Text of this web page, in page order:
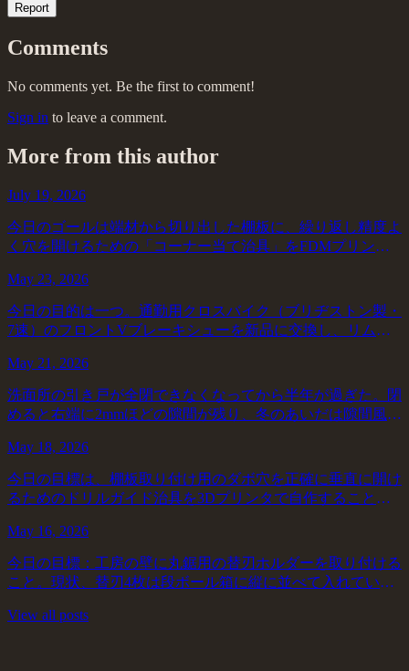
Report
Comments
No comments yet. Be the first to comment!
Sign in to leave a comment.
More from this author
July 19, 2026
今日のゴールは端材から切り出した棚板に、繰り返し精度よ
く穴を開けるための「コーナー当て治具」をFDMプリンタ
金と鉛筆で毎回罫書いているが、同じ寸法...
May 23, 2026
今日の目的は一つ。通勤用クロスバイク（ブリヂストン製・
7速）のフロントVブレーキシューを新品に交換し、リムへ
日往復15kmほど使っているので、ブレ...
May 21, 2026
洗面所の引き戸が全閉できなくなってから半年が過ぎた。閉
めると右端に2mmほどの隙間が残り、冬のあいだは隙間風が
が、梅雨入りすれば木部の状態がさらに悪...
May 18, 2026
今日の目標は、棚板取り付け用のダボ穴を正確に垂直に開け
るためのドリルガイド治具を3Dプリンタで自作することだ
約2度ずれていた。既製品のドリルガイド...
May 16, 2026
今日の目標：工房の壁に丸鋸用の替刃ホルダーを取り付ける
こと。現状、替刃4枚は段ボール箱に縦に並べて入れている
狭く、探りながら取り出す動作が避けられ...
View all posts